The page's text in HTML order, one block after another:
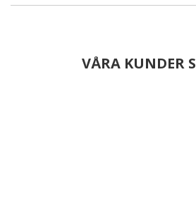
VÅRA KUNDER